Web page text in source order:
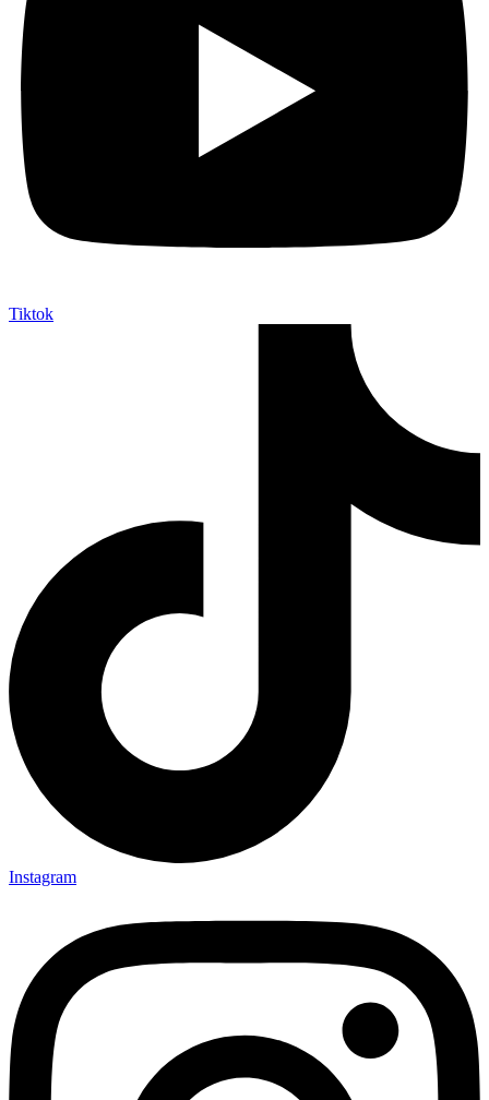
Tiktok
Instagram